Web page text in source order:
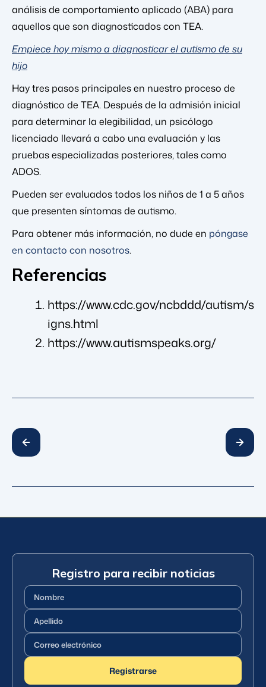
análisis de comportamiento aplicado (ABA) para
aquellos que son diagnosticados con TEA.
Empiece hoy mismo a diagnosticar el autismo de su
hijo
Hay tres pasos principales en nuestro proceso de
diagnóstico de TEA. Después de la admisión inicial
para determinar la elegibilidad, un psicólogo
licenciado llevará a cabo una evaluación y las
pruebas especializadas posteriores, tales como
ADOS.
Pueden ser evaluados todos los niños de 1 a 5 años
que presenten síntomas de autismo.
Para obtener más información, no dude en póngase
en contacto con nosotros.
Referencias
https://www.cdc.gov/ncbddd/autism/s
igns.html
https://www.autismspeaks.org/
Registro para recibir noticias
Nombre
Apellido
Correo
electrónico(Requerido)
Registrarse